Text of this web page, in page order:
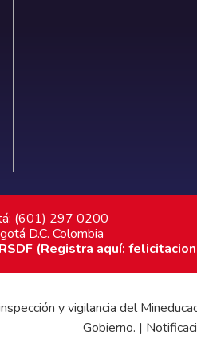
(601) 297 0200
D.C. Colombia
(Registra aquí:
y vigilancia del
Gobierno. |